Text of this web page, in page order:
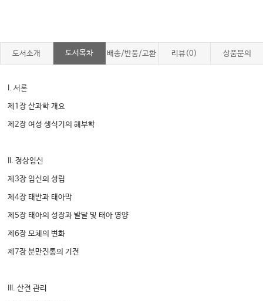
도서소개 도서목차 배송/반품/교환 리뷰(0) 상품문의
I. 서론
제1장 산과학 개요
제2장 여성 생식기의 해부학
II. 정상임신
제3장 임신의 성립
제4장 태반과 태아막
제5장 태아의 성장과 발달 및 태아 영양
제6장 모체의 변화
제7장 분만진통의 기전
III. 산전 관리